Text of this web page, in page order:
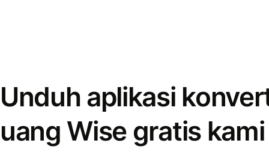
Unduh aplikasi
uang Wise gratis kami